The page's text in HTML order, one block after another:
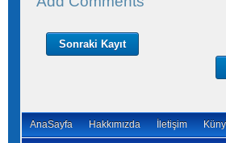
Sonraki Kayıt
AnaSayfa Hakkımızda İletişim